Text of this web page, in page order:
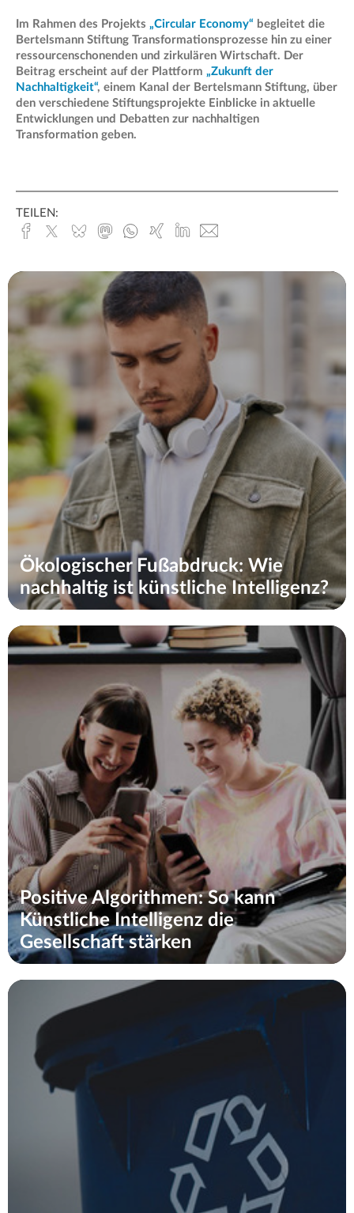
Im Rahmen des Projekts „Circular Economy“ begleitet die
Bertelsmann Stiftung Transformationsprozesse hin zu einer
ressourcenschonenden und zirkulären Wirtschaft. Der
Beitrag erscheint auf der Plattform „Zukunft der
Nachhaltigkeit“, einem Kanal der Bertelsmann Stiftung, über
den verschiedene Stiftungsprojekte Einblicke in aktuelle
Entwicklungen und Debatten zur nachhaltigen
Transformation geben.
TEILEN:
Facebook
x.com BlueskyMastodonWhatsapp
Xing
Linked
Ökologischer Fußabdruck: Wie
nachhaltig ist künstliche Intelligenz?
Positive Algorithmen: So kann
Künstliche Intelligenz die
Gesellschaft stärken